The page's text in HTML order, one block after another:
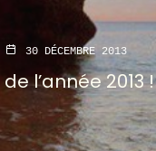
30 DÉCEMBRE 2013
l’année 2013 !